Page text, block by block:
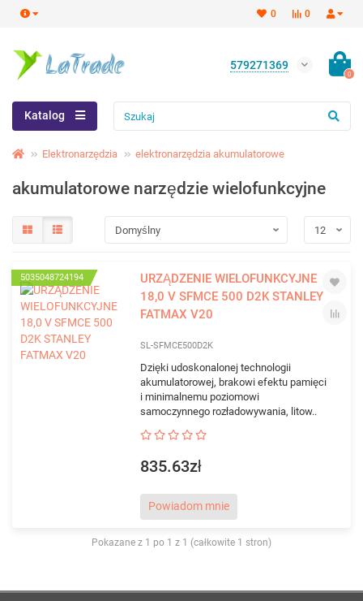
0
0
579271369
0
Katalog
Elektronarzędzia elektronarzędzia akumulatorowe
akumulatorowe narzędzie wielofunkcyjne
5035048724194
URZĄDZENIE WIELOFUNKCYJNE
18,0 V SFMCE 500 D2K STANLEY
FATMAX V20
SL-SFMCE500D2K
Dzięki udoskonalonej technologii
akumulatorowej, brakowi efektu pamięci
i minimalnemu poziomowi
samoczynnego rozładowywania, litow..
835.63zł
Powiadom mnie
Pokazane z 1 po 1 z 1 (całkowite 1 stron)